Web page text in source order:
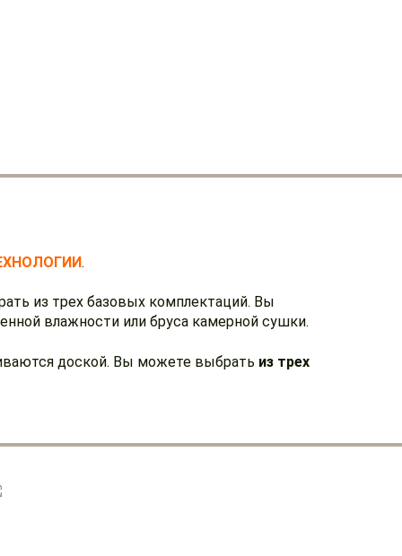
.
из трех базовых комплектаций. Вы
влажности или бруса камерной сушки.
доской. Вы можете выбрать из трех